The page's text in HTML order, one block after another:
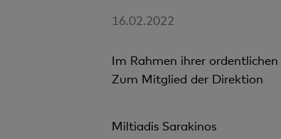
16.02.2022
Im Rahmen ihrer
Zum Mitglied der Direktion
Miltiadis Sarakinos